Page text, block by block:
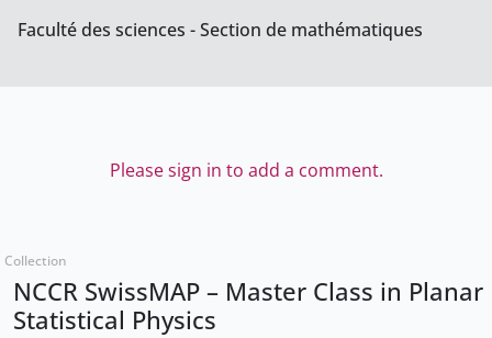
Faculté des sciences - Section de mathématiques
Please sign in to add a comment.
Collection
NCCR SwissMAP – Master Class in Planar
Statistical Physics